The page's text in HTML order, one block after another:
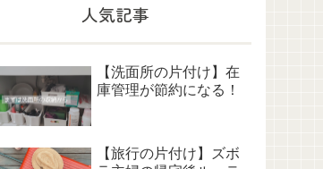
人気記事
【洗面所の片付け】在
庫管理が節約になる！
【旅行の片付け】ズボ